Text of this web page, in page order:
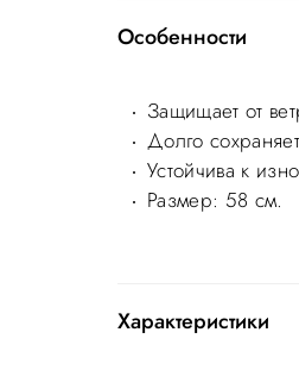
Особенности
Защищает от
Долго
Устойчива к
Размер: 58 см.
Характеристики